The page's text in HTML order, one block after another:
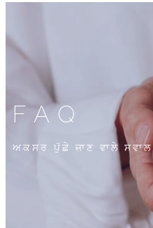
FAQ
ਅਕਸਰ ਪੁੱਛੇ ਜਾਣ ਵਾਲੇ ਸਵਾਲ